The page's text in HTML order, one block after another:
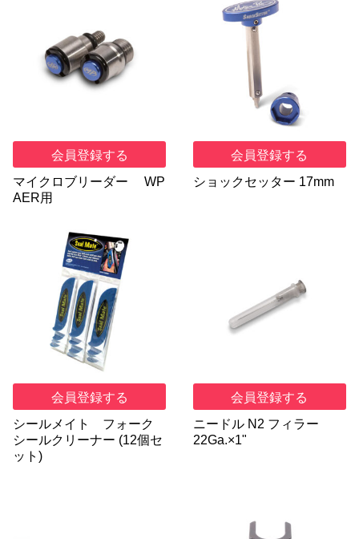
会員登録する
マイクロブリーダー WP
AER用
会員登録する
ショックセッター 17mm
会員登録する
シールメイト フォーク
シールクリーナー (12個セ
ット)
会員登録する
ニードル N2 フィラー
22Ga.×1"